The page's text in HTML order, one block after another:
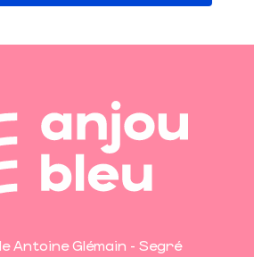
Antoine Glémain - Segré